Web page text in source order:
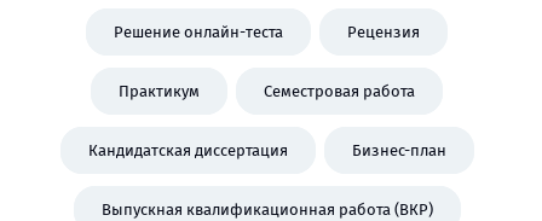
Решение онлайн-теста Рецензия
Практикум Семестровая работа
Кандидатская диссертация Бизнес-план
Выпускная квалификационная работа (ВКР)